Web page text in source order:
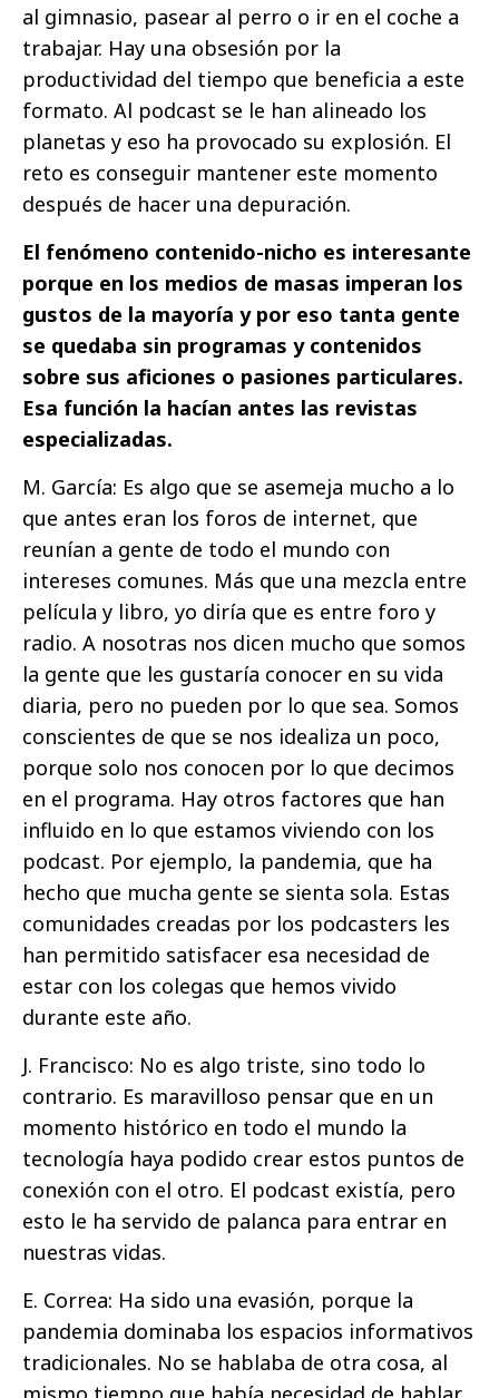
al gimnasio, pasear al perro o ir en el coche a
trabajar. Hay una obsesión por la
productividad del tiempo que beneficia a este
formato. Al podcast se le han alineado los
planetas y eso ha provocado su explosión. El
reto es conseguir mantener este momento
después de hacer una depuración.
El fenómeno contenido-nicho es interesante
porque en los medios de masas imperan los
gustos de la mayoría y por eso tanta gente
se quedaba sin programas y contenidos
sobre sus aficiones o pasiones particulares.
Esa función la hacían antes las revistas
especializadas.
M. García: Es algo que se asemeja mucho a lo
que antes eran los foros de internet, que
reunían a gente de todo el mundo con
intereses comunes. Más que una mezcla entre
película y libro, yo diría que es entre foro y
radio. A nosotras nos dicen mucho que somos
la gente que les gustaría conocer en su vida
diaria, pero no pueden por lo que sea. Somos
conscientes de que se nos idealiza un poco,
porque solo nos conocen por lo que decimos
en el programa. Hay otros factores que han
influido en lo que estamos viviendo con los
podcast. Por ejemplo, la pandemia, que ha
hecho que mucha gente se sienta sola. Estas
comunidades creadas por los podcasters les
han permitido satisfacer esa necesidad de
estar con los colegas que hemos vivido
durante este año.
J. Francisco: No es algo triste, sino todo lo
contrario. Es maravilloso pensar que en un
momento histórico en todo el mundo la
tecnología haya podido crear estos puntos de
conexión con el otro. El podcast existía, pero
esto le ha servido de palanca para entrar en
nuestras vidas.
E. Correa: Ha sido una evasión, porque la
pandemia dominaba los espacios informativos
tradicionales. No se hablaba de otra cosa, al